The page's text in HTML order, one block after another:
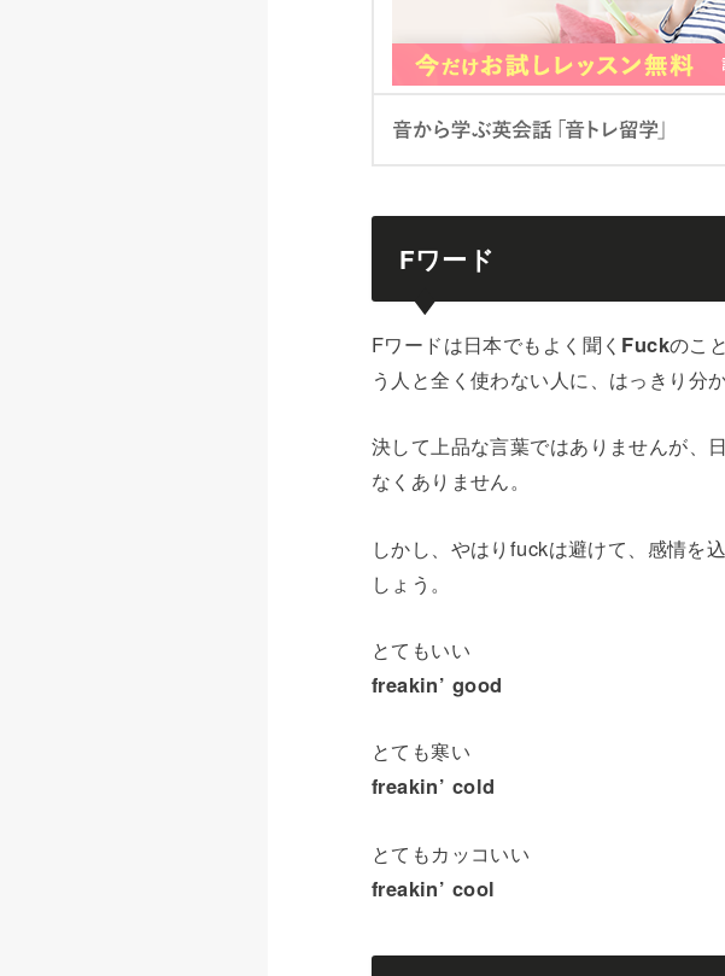
Fワード
Fワードは日本でもよく聞く Fuckのこ
う人と全く使わない人に、はっきり分
決して上品な言葉ではありませんが、
なくありません。
しかし、やはりfuckは避けて、感情を
しょう。
とてもいい
freakin’ good
とても寒い
freakin’ cold
とてもカッコいい
freakin’ cool